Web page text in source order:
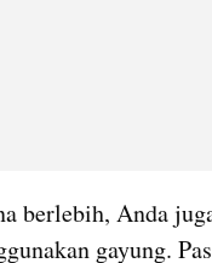
berlebih, Anda
gayung.